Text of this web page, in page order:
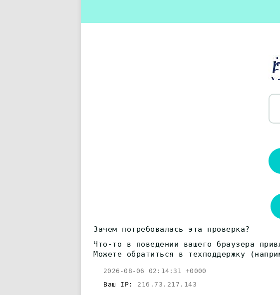
Зачем потребовалась эта проверка?
Что-то в поведении вашего браузера
Можете обратиться в техподдержку
2026-08-06 02:14:31 +0000
Ваш IP: 216.73.217.143